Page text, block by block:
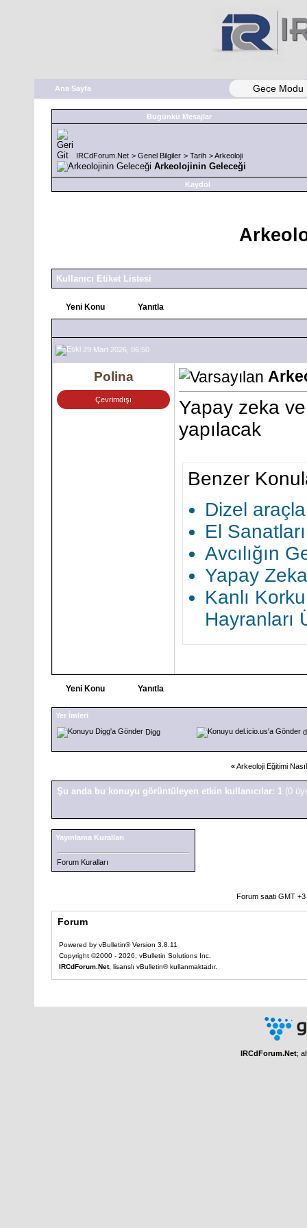
Ana Sayfa Gece Modu
Bugünkü Mesajlar
IRCdForum.Net > Genel Bilgiler > Tarih >Arkeoloji
Arkeolojinin Geleceği
Kaydol
Kullanıcı Etiket Listesi
Yeni Konu Yanıtla
29 Mart 2026, 06:50
Polina
Çevrimdışı
Yapay zeka
yapılacak
Benzer
Dizel
El
Avcılığın
Yapay
Kanlı
Hayranları
Yeni Konu Yanıtla
Yer İmleri
Digg
«Arkeoloji Eğitimi Nasıl
Şu anda bu konuyu görüntüleyen etkin kullanıcılar: 1 (0
Yayınlama Kuralları
Forum Kuralları
Forum saati GMT
Forum
Powered by vBulletin® Version 3.8.11
Copyright ©2000 - 2026, vBulletin Solutions Inc.
IRCdForum.Net, lisanslı vBulletin® kullanmaktadır.
IRCdForum.Net;